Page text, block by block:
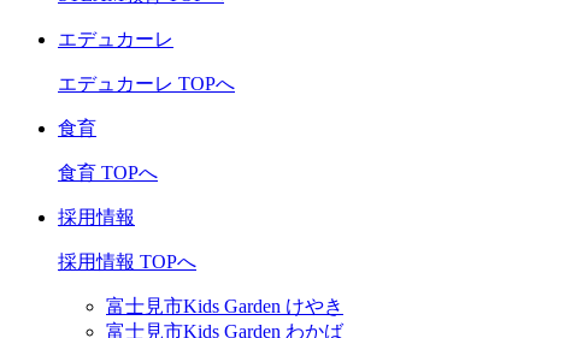
エデュカーレ
エデュカーレ TOPへ
食育
食育 TOPへ
採用情報
採用情報 TOPへ
富士見市Kids Garden けやき
富士見市Kids Garden わかば